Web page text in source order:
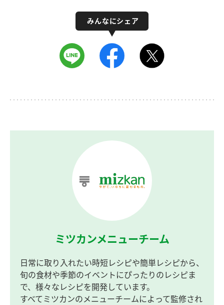
ミツカンメニューチーム
日常に取り入れたい時短レシピや簡単レシピから、
旬の食材や季節のイベントにぴったりのレシピま
で、様々なレシピを開発しています。
すべてミツカンのメニューチームによって監修され